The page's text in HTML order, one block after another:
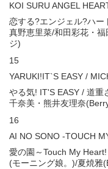
KOI SURU ANGEL
恋する?エンジェル?ハ
真野恵里菜/和田彩花・
ジ)
15
YARUKI!IT`S EASY /
やる気! IT'S EASY / 道重
千奈美・熊井友理奈
16
AI NO SONO -TOUCH
愛の園～Touch My
(モーニング娘。)/夏焼雅